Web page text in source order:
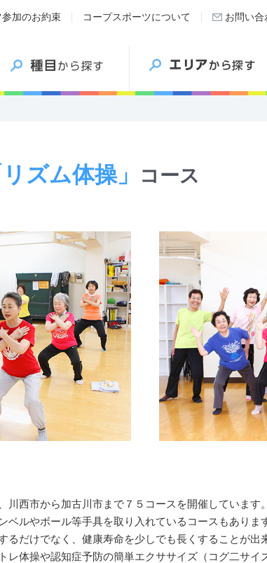
加のお約束 コープスポーツについて お問い合
リズム体操」 コース
川西市から加古川市まで７５コースを開催しています
ベルやボール等手具を取り入れているコースもありま
るだけでなく、健康寿命を少しでも長くすることが出
レ体操や認知症予防の簡単エクササイズ（コグ二サイ